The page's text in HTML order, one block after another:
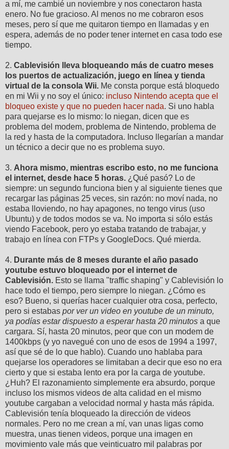
a mí, me cambié un noviembre y nos conectaron hasta
enero. No fue gracioso. Al menos no me cobraron esos
meses, pero sí que me quitaron tiempo en llamadas y en
espera, además de no poder tener internet en casa todo ese
tiempo.
2. Cablevisión lleva bloqueando más de cuatro meses
los puertos de actualización, juego en línea y tienda
virtual de la consola Wii. Me consta porque está bloquedo
en mi Wii y no soy el único: incluso Nintendo acepta que el
bloqueo existe y que no pueden hacer nada. Si uno habla
para quejarse es lo mismo: lo niegan, dicen que es
problema del modem, problema de Nintendo, problema de
la red y hasta de la computadora. Incluso llegarían a mandar
un técnico a decir que no es problema suyo.
3. Ahora mismo, mientras escribo esto, no me funciona
el internet, desde hace 5 horas. ¿Qué pasó? Lo de
siempre: un segundo funciona bien y al siguiente tienes que
recargar las páginas 25 veces, sin razón: no moví nada, no
estaba lloviendo, no hay apagones, no tengo virus (uso
Ubuntu) y de todos modos se va. No importa si sólo estás
viendo Facebook, pero yo estaba tratando de trabajar, y
trabajo en línea con FTPs y GoogleDocs. Qué mierda.
4. Durante más de 8 meses durante el año pasado
youtube estuvo bloqueado por el internet de
Cablevisión. Esto se llama "traffic shaping" y Cablevisión lo
hace todo el tiempo, pero siempre lo niegan. ¿Cómo es
eso? Bueno, si querías hacer cualquier otra cosa, perfecto,
pero si estabas por ver un video en youtube de un minuto,
ya podías estar dispuesto a esperar hasta 20 minutos a que
cargara. Sí, hasta 20 minutos, peor que con un modem de
1400kbps (y yo navegué con uno de esos de 1994 a 1997,
así que sé de lo que hablo). Cuando uno hablaba para
quejarse los operadores se limitaban a decir que eso no era
cierto y que si estaba lento era por la carga de youtube.
¿Huh? El razonamiento simplemente era absurdo, porque
incluso los mismos videos de alta calidad en el mismo
youtube cargaban a velocidad normal y hasta más rápida.
Cablevisión tenía bloqueado la dirección de videos
normales. Pero no me crean a mí, van unas ligas como
muestra, unas tienen videos, porque una imagen en
movimiento vale más que veinticuatro mil palabras por